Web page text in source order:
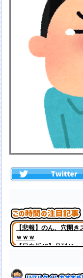
【悲報】のん、穴開
ｗｗｗ
【日向坂46】月刊ジャ